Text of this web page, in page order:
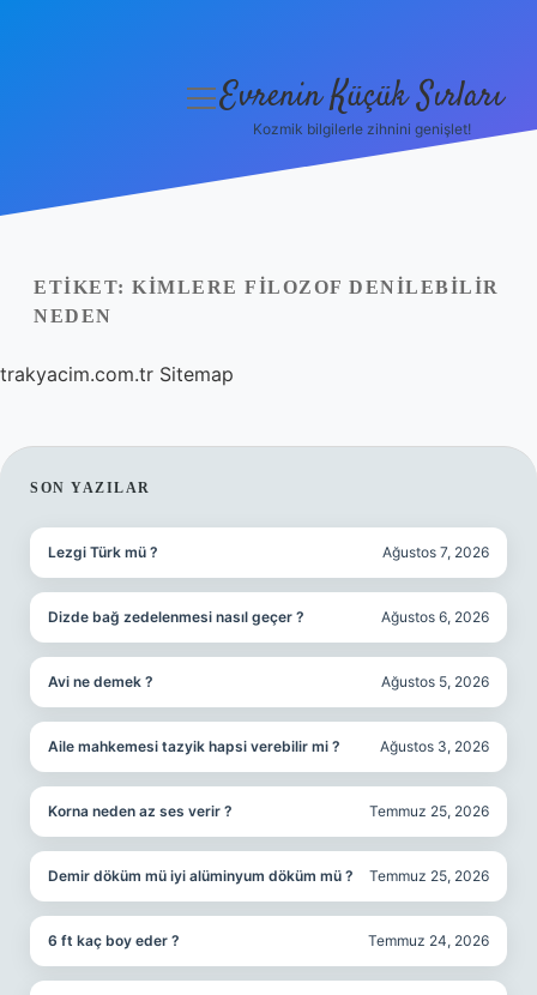
Yasal Uyarı
menüyü
Evrenin Küçük Sırları
Kozmik bilgilerle zihnini genişlet!
ETIKET: KIMLERE FILOZOF DENILEBILIR
NEDEN
trakyacim.com.tr Sitemap
SIDEBAR
SON YAZILAR
Lezgi Türk mü ? Ağustos 7, 2026
Dizde bağ zedelenmesi nasıl geçer ? Ağustos 6, 2026
Avi ne demek ? Ağustos 5, 2026
Aile mahkemesi tazyik hapsi verebilir mi ? Ağustos 3, 2026
Korna neden az ses verir ? Temmuz 25, 2026
Demir döküm mü iyi alüminyum döküm mü ? Temmuz 25, 2026
6 ft kaç boy eder ? Temmuz 24, 2026